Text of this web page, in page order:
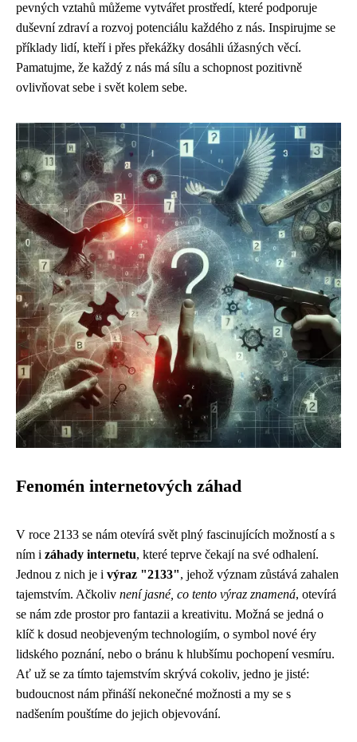
pevných vztahů můžeme vytvářet prostředí, které podporuje
duševní zdraví a rozvoj potenciálu každého z nás. Inspirujme se
příklady lidí, kteří i přes překážky dosáhli úžasných věcí.
Pamatujme, že každý z nás má sílu a schopnost pozitivně
ovlivňovat sebe i svět kolem sebe.
Fenomén internetových záhad
V roce 2133 se nám otevírá svět plný fascinujících možností a s
ním i záhady internetu, které teprve čekají na své odhalení.
Jednou z nich je i výraz "2133", jehož význam zůstává zahalen
tajemstvím. Ačkoliv není jasné, co tento výraz znamená, otevírá
se nám zde prostor pro fantazii a kreativitu. Možná se jedná o
klíč k dosud neobjeveným technologiím, o symbol nové éry
lidského poznání, nebo o bránu k hlubšímu pochopení vesmíru.
Ať už se za tímto tajemstvím skrývá cokoliv, jedno je jisté:
budoucnost nám přináší nekonečné možnosti a my se s
nadšením pouštíme do jejich objevování.